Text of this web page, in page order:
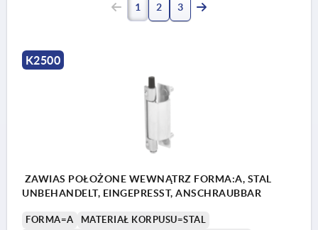
1 2 3
K2500
ZAWIAS POŁOŻONE WEWNĄTRZ FORMA:A, STAL
UNBEHANDELT, EINGEPRESST, ANSCHRAUBBAR
FORMA=A
MATERIAŁ KORPUSU=STAL